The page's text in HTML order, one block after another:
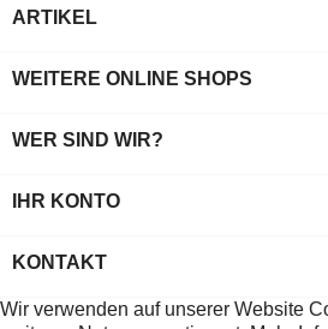
ARTIKEL
WEITERE ONLINE SHOPS
WER SIND WIR?
IHR KONTO
KONTAKT
Wir verwenden auf unserer Website